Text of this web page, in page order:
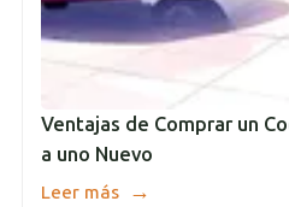
Ventajas de Comprar un
a uno Nuevo
Leer más →